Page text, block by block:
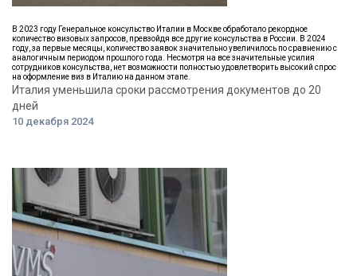
В 2023 году Генеральное консульство Италии в Москве обработало рекордное
количество визовых запросов, превзойдя все другие консульства в России. В 2024
году, за первые месяцы, количество заявок значительно увеличилось по сравнению с
аналогичным периодом прошлого года. Несмотря на все значительные усилия
сотрудников консульства, нет возможности полностью удовлетворить высокий спрос
на оформление виз в Италию на данном этапе.
Италия уменьшила сроки рассмотрения документов до 20
дней
10 декабря 2024